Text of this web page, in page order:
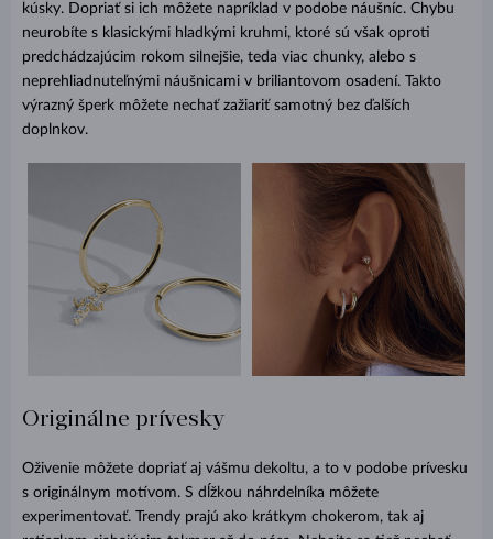
kúsky. Dopriať si ich môžete napríklad v podobe náušníc. Chybu
neurobíte s klasickými hladkými kruhmi, ktoré sú však oproti
predchádzajúcim rokom silnejšie, teda viac chunky, alebo s
neprehliadnuteľnými náušnicami v briliantovom osadení. Takto
výrazný šperk môžete nechať zažiariť samotný bez ďalších
doplnkov.
Originálne prívesky
Oživenie môžete dopriať aj vášmu dekoltu, a to v podobe prívesku
s originálnym motívom. S dĺžkou náhrdelníka môžete
experimentovať. Trendy prajú ako krátkym chokerom, tak aj